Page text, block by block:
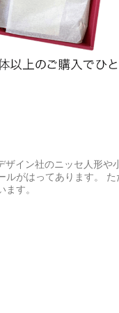
ザイン社のニッセ人形や
ルがはってあります。 た
す。